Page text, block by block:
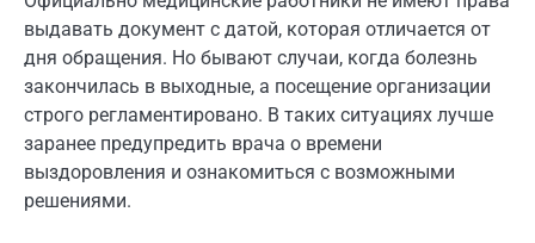
выдавать документ с датой, которая отличается от
дня обращения. Но бывают случаи, когда болезнь
закончилась в выходные, а посещение организации
строго регламентировано. В таких ситуациях лучше
заранее предупредить врача о времени
выздоровления и ознакомиться с возможными
решениями.